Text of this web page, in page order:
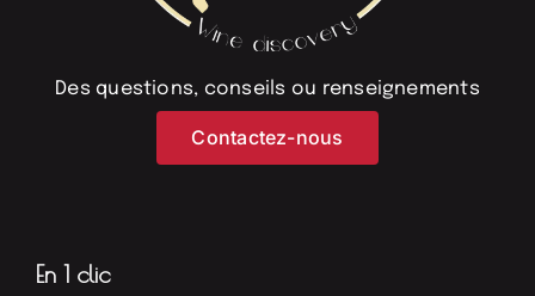
Des questions, conseils ou renseignements
Contactez-nous
En 1 clic